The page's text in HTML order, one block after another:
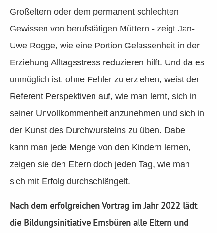
Großeltern oder dem permanent schlechten
Gewissen von berufstätigen Müttern - zeigt Jan-
Uwe Rogge, wie eine Portion Gelassenheit in der
Erziehung Alltagsstress reduzieren hilft. Und da es
unmöglich ist, ohne Fehler zu erziehen, weist der
Referent Perspektiven auf, wie man lernt, sich in
seiner Unvollkommenheit anzunehmen und sich in
der Kunst des Durchwurstelns zu üben. Dabei
kann man jede Menge von den Kindern lernen,
zeigen sie den Eltern doch jeden Tag, wie man
sich mit Erfolg durchschlängelt.
Nach dem erfolgreichen Vortrag im Jahr 2022 lädt
die Bildungsinitiative Emsbüren alle Eltern und